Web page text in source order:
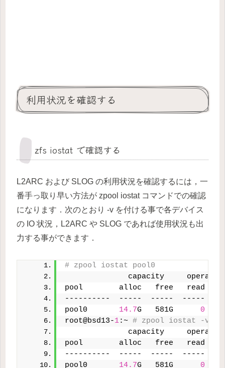
利用状況を確認する
zfs iostat で確認する
L2ARC および SLOG の利用状況を確認するには，一
番手っ取り早い方法が zpool iostat コマンドでの確認
になります．次のとおり -v を付ける事で各デバイス
の IO 状況，L2ARC や SLOG であれば使用状況も出
力する事ができます．
# zpool iostat pool0
capacity
pool        alloc   free   read
----------  -----  -----  -----
pool0 14.7G   581G 0
root@bsd13-1:~ # zpool iostat -v
capacity
pool        alloc   free   read
----------  -----  -----  -----
pool0 14.7G   581G 0